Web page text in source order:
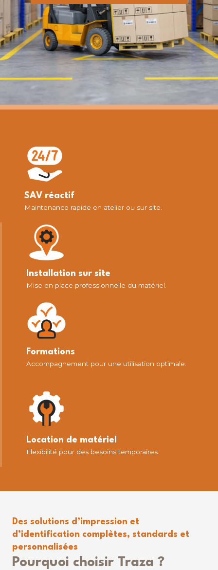
SAV réactif
Maintenance rapide en atelier ou sur site.
Installation sur site
Mise en place professionnelle du matériel.
Formations
Accompagnement pour une utilisation optimale.
Location de matériel
Flexibilité pour des besoins temporaires.
Des solutions d’impression et
d’identification complètes, standards et
personnalisées
Pourquoi choisir Traza ?